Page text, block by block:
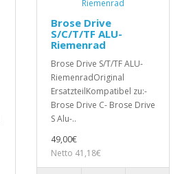
Brose Drive
S/C/T/TF ALU-
Riemenrad
Brose Drive S/T/TF ALU-
RiemenradOriginal
ErsatzteilKompatibel zu:-
Brose Drive C- Brose Drive
S Alu-..
49,00€
Netto 41,18€